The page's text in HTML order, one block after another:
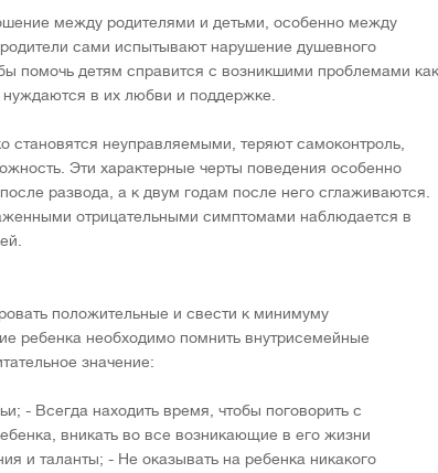
между родителями и детьми, особенно между
сами испытывают нарушение душевного
помочь детям справится с возникшими проблемами как
в их любви и поддержке.
становятся неуправляемыми, теряют самоконтроль,
Эти характерные черты поведения особенно
развода, а к двум годам после него сглаживаются.
отрицательными симптомами наблюдается в
положительные и свести к минимуму
ребенка необходимо помнить внутрисемейные
значение:
- Всегда находить время, чтобы поговорить с
вникать во все возникающие в его жизни
и таланты; - Не оказывать на ребенка никакого